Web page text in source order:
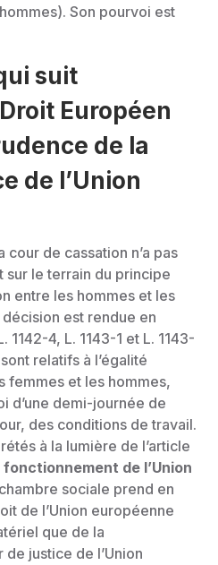
Son pourvoi est
suit
Européen
de la
de l’Union
de cassation n’a pas
le terrain du principe
entre les hommes et les
est rendue en
4, L. 1143-1 et L. 1143-
relatifs à l’égalité
femmes et les hommes,
d’une demi-journée de
des conditions de travail.
à la lumière de l’article
de l’Union
sociale prend en
de l’Union européenne
que de la
justice de l’Union